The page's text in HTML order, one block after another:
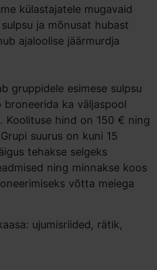
külastajatele mugavaid
ja mõnusat hubast
ajaloolise jäärmurdja
gruppidele esimese sulpsu
broneerida ka väljaspool
Koolituse hind on 150 € ning
suurus on kuni 15
tehakse selgeks
ning minnakse koos
võtta meiega
ujumisriided, rätik,